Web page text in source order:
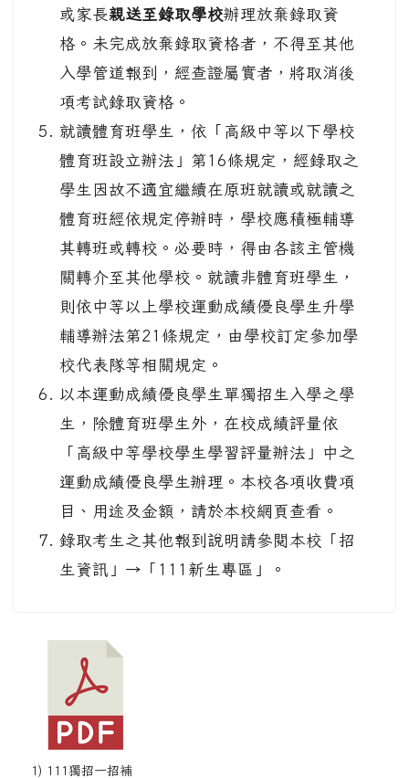
或家長親送至錄取學校辦理放棄錄取資
格。未完成放棄錄取資格者，不得至其他
入學管道報到，經查證屬實者，將取消後
項考試錄取資格。
就讀體育班學生，依「高級中等以下學校
體育班設立辦法」第16條規定，經錄取之
學生因故不適宜繼續在原班就讀或就讀之
體育班經依規定停辦時，學校應積極輔導
其轉班或轉校。必要時，得由各該主管機
關轉介至其他學校。就讀非體育班學生，
則依中等以上學校運動成績優良學生升學
輔導辦法第21條規定，由學校訂定參加學
校代表隊等相關規定。
以本運動成績優良學生單獨招生入學之學
生，除體育班學生外，在校成績評量依
「高級中等學校學生學習評量辦法」中之
運動成績優良學生辦理。本校各項收費項
目、用途及金額，請於本校網頁查看。
錄取考生之其他報到說明請參閱本校「招
生資訊」→「111新生專區」。
1) 111獨招一招補